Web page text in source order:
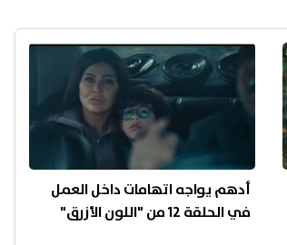
أدهم يواجه اتهامات داخل العمل
في الحلقة 12 من "اللون الأزرق"